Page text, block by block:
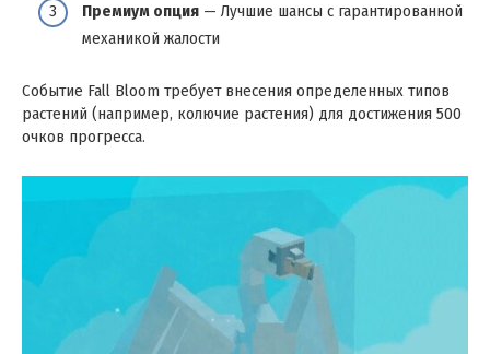
Премиум опция — Лучшие шансы с гарантированной
механикой жалости
Событие Fall Bloom требует внесения определенных типов
растений (например, колючие растения) для достижения 500
очков прогресса.